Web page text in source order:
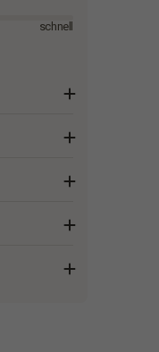
schnell